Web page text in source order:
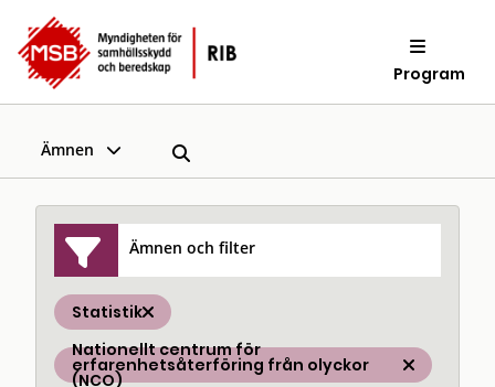
Program
Ämnen
Ämnen och filter
Statistik
Nationellt centrum för
erfarenhetsåterföring från olyckor
(NCO)